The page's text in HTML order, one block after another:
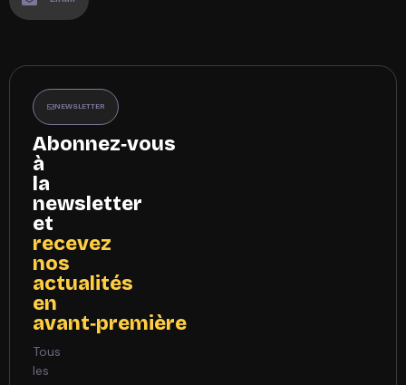
NEWSLETTER
Abonnez‑vous
à
la
newsletter
et
recevez
nos
actualités
en
avant‑première
Tous
les